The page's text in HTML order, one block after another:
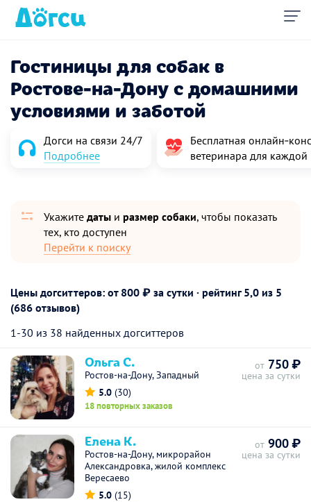
Гостиницы для собак в
Ростове-на-Дону с домашними
условиями и заботой
Догси на связи 24/7
Подробнее
Бесплатная
ветеринара для
Укажите даты и размер собаки, чтобы показать
тех, кто доступен
Перейти к поиску
Цены догситтеров: от 800 ₽ за сутки · рейтинг 5,0 из 5
(686 отзывов)
1-30 из 38 найденных догситтеров
Ольга С.
Ростов-на-Дону, Западный
5.0 (30)
18 повторных заказов
от 750 ₽
цена за сутки
Елена К.
Ростов-на-Дону, микрорайон
Александровка, жилой комплекс
Вересаево
5.0 (15)
от 900 ₽
цена за сутки